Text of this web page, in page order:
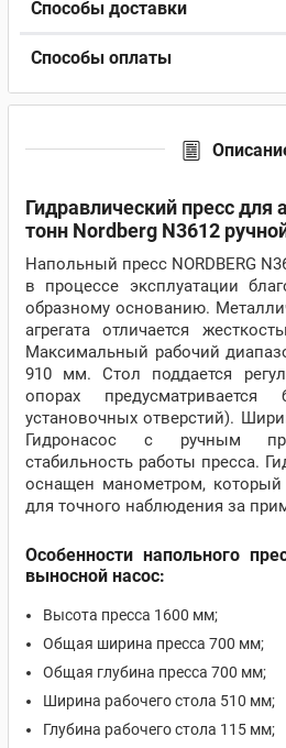
Способы доставки
Способы оплаты
Гидравлический пресс для
тонн Nordberg N3612
Напольный пресс NORDBERG
в процессе эксплуатации
образному основанию.
агрегата отличается
Максимальный рабочий
910 мм. Стол поддается
опорах предусматривается
установочных отверстий).
Гидронасос с ручным
стабильность работы пресса.
оснащен манометром, который
для точного наблюдения за
Особенности напольного
выносной насос:
Высота пресса 1600 мм;
Общая ширина пресса 700 мм;
Общая глубина пресса 700 мм;
Ширина рабочего стола 510 мм;
Глубина рабочего стола 115 мм;